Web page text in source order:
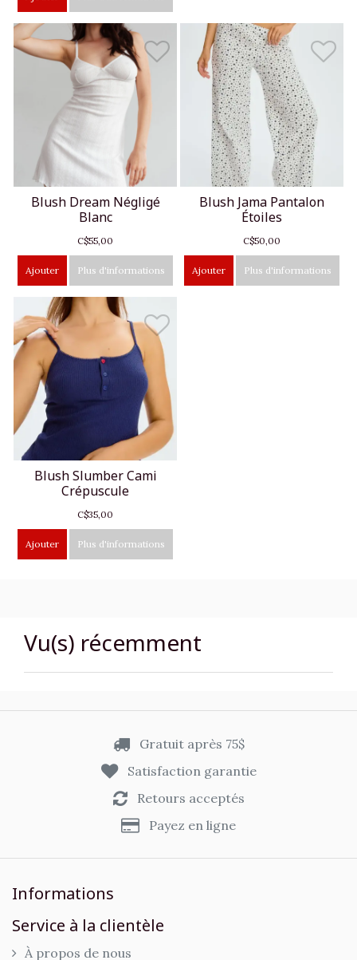
Blush Dream Négligé
Blanc
C$55,00
Ajouter Plus d'informations
Blush Jama Pantalon
Étoiles
C$50,00
Ajouter Plus d'informations
Blush Slumber Cami
Crépuscule
C$35,00
Ajouter Plus d'informations
Vu(s) récemment
Gratuit après 75$
Satisfaction garantie
Retours acceptés
Payez en ligne
Informations
Service à la clientèle
À propos de nous